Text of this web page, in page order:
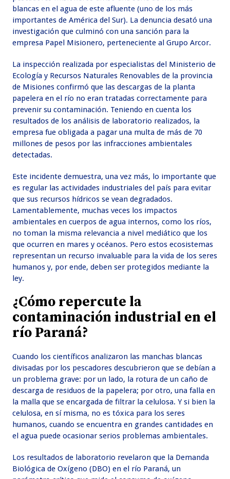
blancas en el agua de este afluente (uno de los más
importantes de América del Sur). La denuncia desató una
investigación que culminó con una sanción para la
empresa Papel Misionero, perteneciente al Grupo Arcor.
La inspección realizada por especialistas del Ministerio de
Ecología y Recursos Naturales Renovables de la provincia
de Misiones confirmó que las descargas de la planta
papelera en el río no eran tratadas correctamente para
prevenir su contaminación. Teniendo en cuenta los
resultados de los análisis de laboratorio realizados, la
empresa fue obligada a pagar una multa de más de 70
millones de pesos por las infracciones ambientales
detectadas.
Este incidente demuestra, una vez más, lo importante que
es regular las actividades industriales del país para evitar
que sus recursos hídricos se vean degradados.
Lamentablemente, muchas veces los impactos
ambientales en cuerpos de agua internos, como los ríos,
no toman la misma relevancia a nivel mediático que los
que ocurren en mares y océanos. Pero estos ecosistemas
representan un recurso invaluable para la vida de los seres
humanos y, por ende, deben ser protegidos mediante la
ley.
¿Cómo repercute la
contaminación industrial en el
río Paraná?
Cuando los científicos analizaron las manchas blancas
divisadas por los pescadores descubrieron que se debían a
un problema grave: por un lado, la rotura de un caño de
descarga de residuos de la papelera; por otro, una falla en
la malla que se encargada de filtrar la celulosa. Y si bien la
celulosa, en sí misma, no es tóxica para los seres
humanos, cuando se encuentra en grandes cantidades en
el agua puede ocasionar serios problemas ambientales.
Los resultados de laboratorio revelaron que la Demanda
Biológica de Oxígeno (DBO) en el río Paraná, un